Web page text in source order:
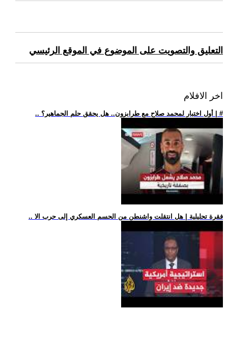
التعليق والتصويت على الموضوع في الموقع الرئيسي
اخر الافلام
.. أول اختبار لمحمد صلاح مع طرابزون.. هل يحقق حلم الجماهير؟ | #
.. فقرة تحليلية | هل انتقلت واشنطن من الحسم العسكري إلى حرب الا